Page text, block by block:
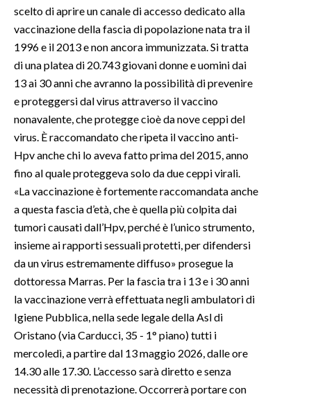
scelto di aprire un canale di accesso dedicato alla
vaccinazione della fascia di popolazione nata tra il
1996 e il 2013 e non ancora immunizzata. Si tratta
di una platea di 20.743 giovani donne e uomini dai
13 ai 30 anni che avranno la possibilità di prevenire
e proteggersi dal virus attraverso il vaccino
nonavalente, che protegge cioè da nove ceppi del
virus. È raccomandato che ripeta il vaccino anti-
Hpv anche chi lo aveva fatto prima del 2015, anno
fino al quale proteggeva solo da due ceppi virali.
«La vaccinazione è fortemente raccomandata anche
a questa fascia d’età, che è quella più colpita dai
tumori causati dall’Hpv, perché è l’unico strumento,
insieme ai rapporti sessuali protetti, per difendersi
da un virus estremamente diffuso» prosegue la
dottoressa Marras. Per la fascia tra i 13 e i 30 anni
la vaccinazione verrà effettuata negli ambulatori di
Igiene Pubblica, nella sede legale della Asl di
Oristano (via Carducci, 35 - 1° piano) tutti i
mercoledì, a partire dal 13 maggio 2026, dalle ore
14.30 alle 17.30. L’accesso sarà diretto e senza
necessità di prenotazione. Occorrerà portare con